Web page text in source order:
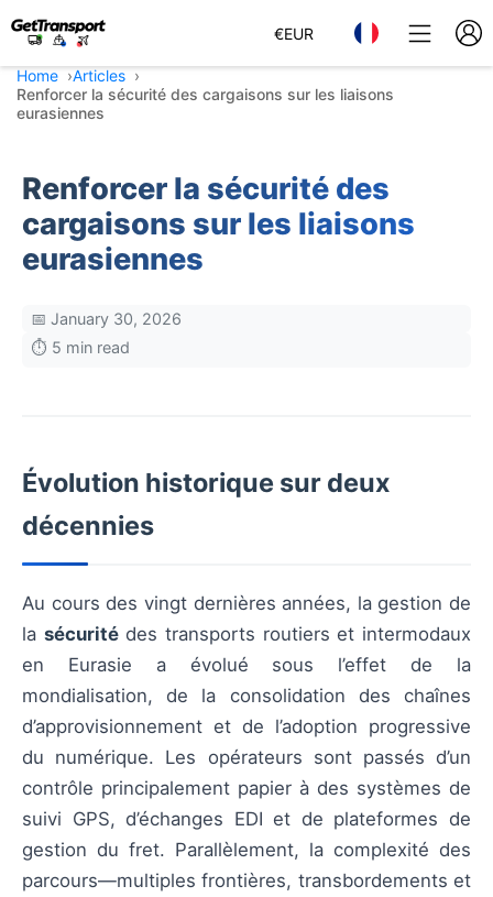
€EUR
Home
Articles
Renforcer la sécurité des cargaisons sur les liaisons
eurasiennes
Renforcer la sécurité des
cargaisons sur les liaisons
eurasiennes
📅 January 30, 2026
⏱️ 5 min read
Évolution historique sur deux
décennies
Au cours des vingt dernières années, la gestion de
la sécuritédes transports routiers et intermodaux
en Eurasie a évolué sous l’effet de la
mondialisation, de la consolidation des chaînes
d’approvisionnement et de l’adoption progressive
du numérique. Les opérateurs sont passés d’un
contrôle principalement papier à des systèmes de
suivi GPS, d’échanges EDI et de plateformes de
gestion du fret. Parallèlement, la complexité des
parcours—multiples frontières, transbordements et